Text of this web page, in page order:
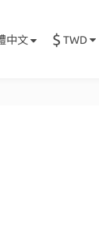
中文 $ TWD